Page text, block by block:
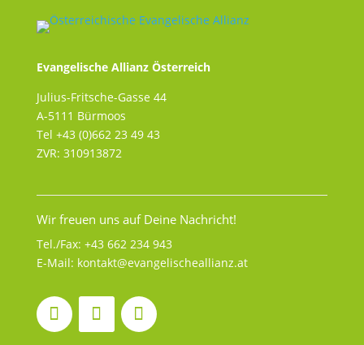
Evangelische Allianz Österreich
Julius-Fritsche-Gasse 44
A-5111 Bürmoos
Tel +43 (0)662 23 49 43
ZVR: 310913872
Wir freuen uns auf Deine Nachricht!
Tel./Fax: +43 662 234 943
E-Mail: kontakt@evangelischeallianz.at